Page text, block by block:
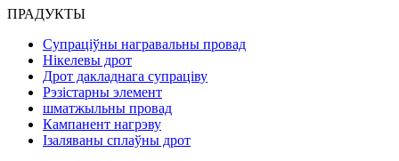
ПРАДУКТЫ
Супраціўны награвальны провад
Нікелевы дрот
Дрот дакладнага супраціву
Рэзістарны элемент
шматжыльны провад
Кампанент нагрэву
Ізаляваны сплаўны дрот